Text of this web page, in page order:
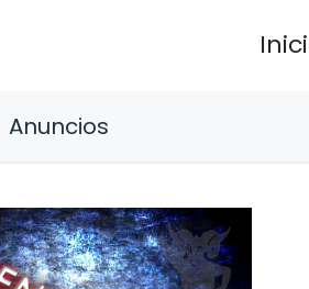
Anuncios